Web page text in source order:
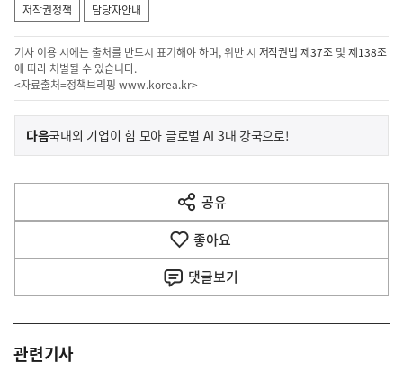
저작권정책
담당자안내
기사 이용 시에는 출처를 반드시 표기해야 하며, 위반 시 저작권법 제37조 및제138조
에 따라 처벌될 수 있습니다.
<자료출처=정책브리핑 www.korea.kr>
이
전
다
음
다음기
국내외 기업이 힘 모아 글로벌 AI 3대 강국으로!
공유
열
기
좋아요
댓글보기
관련기사